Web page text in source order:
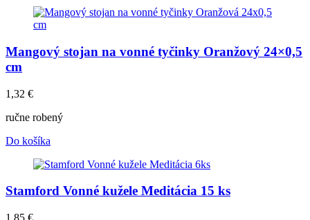
Mangový stojan na vonné tyčinky Oranžový 24×0,5
cm
1,32 €
ručne robený
Do košíka
Stamford Vonné kužele Meditácia 15 ks
1,85 €